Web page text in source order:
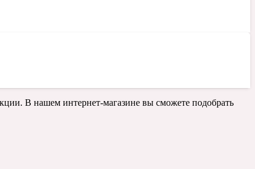
В нашем интернет-магазине вы сможете подобрать